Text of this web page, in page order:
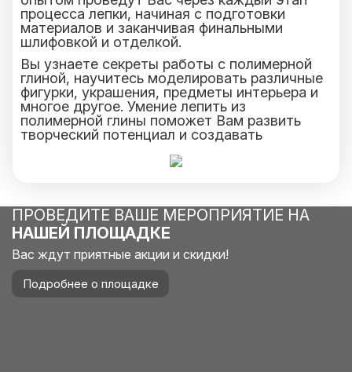
процесса лепки, начиная с подготовки
материалов и заканчивая финальными
шлифовкой и отделкой.
Вы узнаете секреты работы с полимерной
глиной, научитесь моделировать различные
фигурки, украшения, предметы интерьера и
многое другое. Умение лепить из
полимерной глины поможет Вам развить
творческий потенциал и создавать
ПРОВЕДИТЕ ВАШЕ МЕРОПРИЯТИЕ НА
НАШЕЙ ПЛОЩАДКЕ
Вас ждут приятные акции и скидки!
Подробнее о площадке